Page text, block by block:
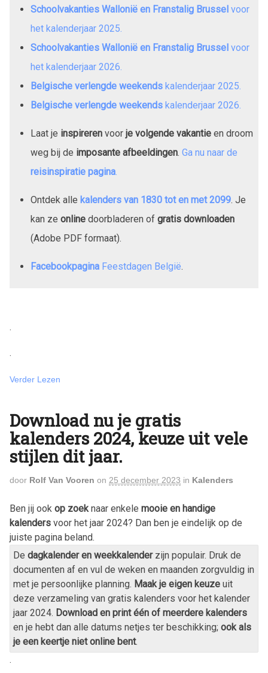
Schoolvakanties Wallonië en Franstalig Brussel voor
het kalenderjaar 2025
Schoolvakanties Wallonië en Franstalig Brussel voor
het kalenderjaar 2026
Belgische verlengde weekends kalenderjaar 2025
Belgische verlengde weekends kalenderjaar 2026
Laat je inspireren voor je volgende vakantie en droom
weg bij de imposante afbeeldingen. Ga nu naar de
reisinspiratie pagina
Ontdek alle kalenders van 1830 tot en met2099. Je
kan ze online doorbladeren of gratis downloaden
(Adobe PDF formaat).
Facebookpagina Feestdagen België.
.
.
Verder Lezen
Download nu je gratis
kalenders 2024, keuze uit vele
stijlen dit jaar.
door Rolf Van Vooren on 25 december 2023 in Kalenders
Ben jij ook op zoeknaar enkele mooie en handige
kalenders voor het jaar 2024? Dan ben je eindelijk op de
juiste pagina beland.
De dagkalender en weekkalenderzijn populair. Druk de
documenten af en vul de weken en maanden zorgvuldig in
met je persoonlijke planning. Maak je eigen keuze uit
deze verzameling van gratis kalenders voor het kalender
jaar 2024. Download en print één of meerdere kalenders
en je hebt dan alle datums netjes ter beschikking; ook als
je een keertje niet online bent.
.